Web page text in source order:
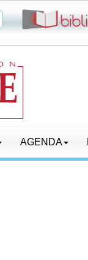
AGENDA